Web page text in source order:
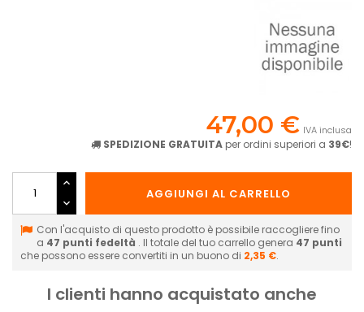
47,00 € IVA inclusa
SPEDIZIONE GRATUITA per ordini superiori a 39€!
AGGIUNGI AL CARRELLO
Con l'acquisto di questo prodotto è possibile raccogliere fino
a 47 punti fedeltà . Il totale del tuo carrello genera 47 punti
che possono essere convertiti in un buono di 2,35 €.
I clienti hanno acquistato anche